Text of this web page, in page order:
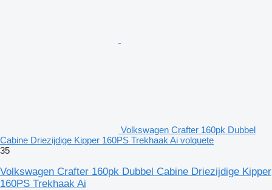
Volkswagen Crafter 160pk Dubbel
Cabine Driezijdige Kipper 160PS Trekhaak Ai volquete
35
Volkswagen Crafter 160pk Dubbel Cabine Driezijdige Kipper
160PS Trekhaak Ai